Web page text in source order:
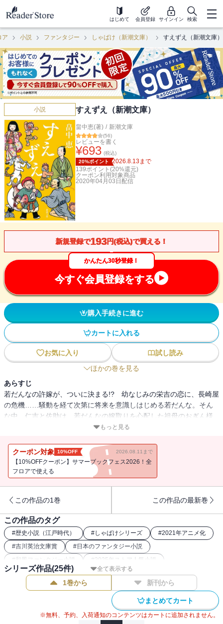
はじめて 会員登録 サインイン 検索
ア 小説 ファンタジー しゃばけ（新潮文庫） すえずえ（新潮文庫）
小説 すえずえ（新潮文庫）
畠中恵(著) / 新潮文庫
(56)
レビューを書く
¥693 (税込)
20%ポイント
2026.8.13まで
139ポイント(20%還元)
クーポン利用対象商品
2020年04月03日 配信
新規登録で193円(税込)で買える！
かんたん30秒登録！
今すぐ会員登録をする
購入手続きに進む
カートに入れる
お気に入り
試し読み
ほかの巻を見る
あらすじ
若だんなの許嫁が、ついに決まる!? 幼なじみの栄吉の恋に、長崎屋
の危機……騒動を経て次第に将来を意識しはじめる若だんな。そん
な中、仁吉と佐助は、若だんなの嫁取りを心配した祖母のおぎん様
から重大な決断を迫られる。千年以上生きる妖に比べ、人の寿命は
り、一太郎と妖たちの新たな未来が開けるシリーズ第13弾。（対
談・みもり）
もっと見る
クーポン対象 10%OFF 2026.08.11まで
【10%OFFクーポン】サマーブックフェス2026！全
フロアで使える
この作品の1巻 この作品の最新巻
この作品のタグ
#歴史小説（江戸時代） #しゃばけシリーズ #2021年アニメ化
#吉川英治文庫賞 #日本のファンタジー小説
# 和風ファンタジー小説 #2025年ストア人気小説
全て表示する
シリーズ作品(25件)
1巻から 新刊から
まとめてカート
※無料、予約、入荷通知のコンテンツはカートに追加されません。